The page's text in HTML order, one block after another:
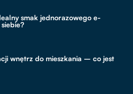
smak jednorazowego e-
wnętrz do mieszkania – co jest